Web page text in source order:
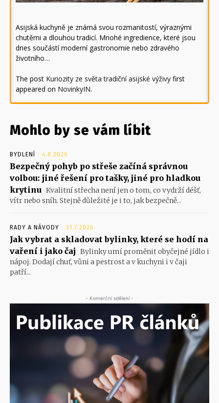
Asijská kuchyně je známá svou rozmanitostí, výraznými
chutěmi a dlouhou tradicí. Mnohé ingredience, které jsou
dnes součástí moderní gastronomie nebo zdravého
životního…
The post Kuriozity ze světa tradiční asijské výživy first
appeared on NovinkyIN.
Mohlo by se vám líbit
BYDLENÍ 4.8.2026
Bezpečný pohyb po střeše začíná správnou
volbou: jiné řešení pro tašky, jiné pro hladkou
krytinu Kvalitní střecha není jen o tom, co vydrží déšť,
vítr nebo sníh. Stejně důležité je i to, jak bezpečně...
RADY A NÁVODY 31.7.2026
Jak vybrat a skladovat bylinky, které se hodí na
vaření i jako čaj Bylinky umí proměnit obyčejné jídlo i
nápoj. Dodají chuť, vůni a pestrost a v kuchyni i v čaji
patří...
- Komerční sdělení -